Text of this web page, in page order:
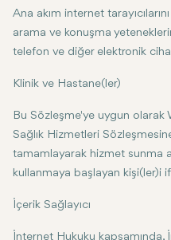
Ana akım internet
arama ve konuşma
telefon ve diğer elektronik
Klinik ve Hastane(ler)
Bu Sözleşme'ye uygun
Sağlık Hizmetleri
tamamlayarak hizmet sunma
kullanmaya başlayan kişi(ler)i
İçerik Sağlayıcı
İnternet Hukuku